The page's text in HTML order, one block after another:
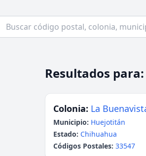
Resultados para:
Colonia: La
Municipio: Huejotitán
Estado: Chihuahua
Códigos Postales: 33547